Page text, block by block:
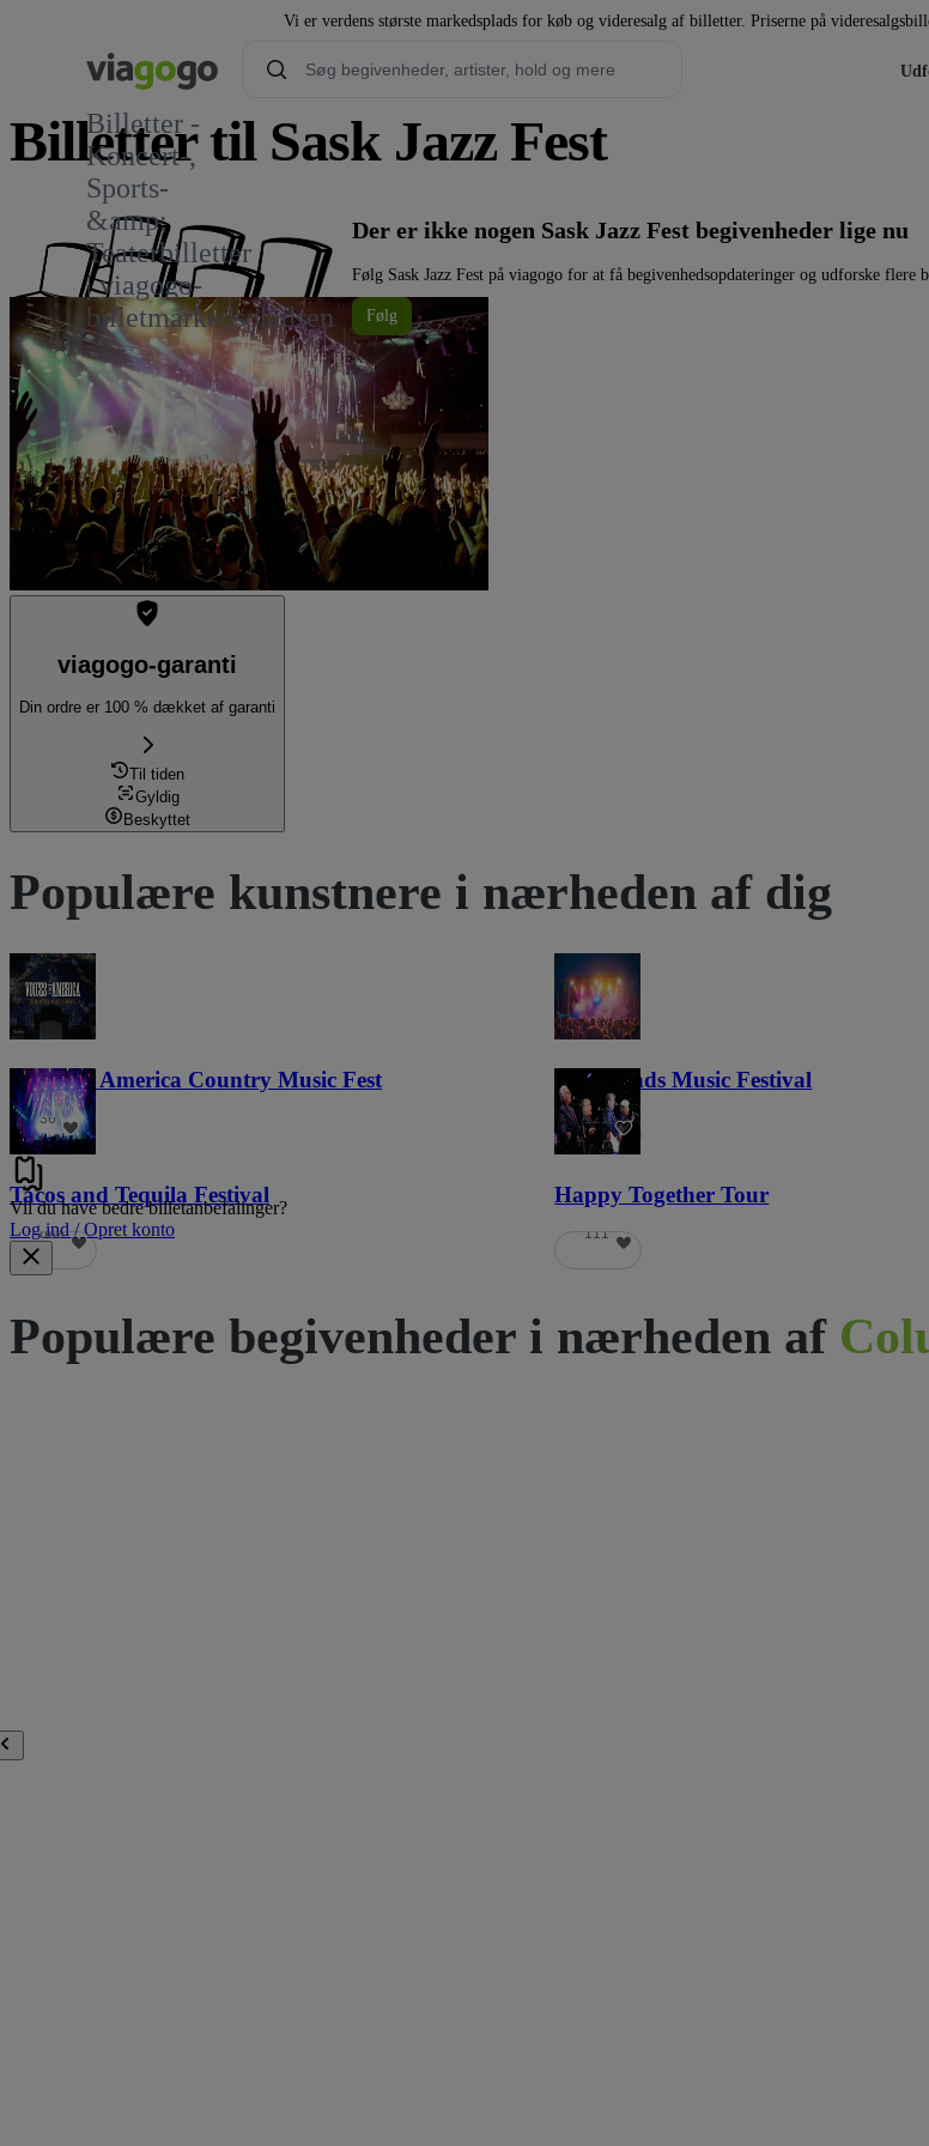
Vi er verdens største markedsplads for køb og videresalg af billetter. Priserne på
Billetter -
Koncert-,
Sports-
&amp;
Teaterbilletter
| viagogo-
billetmarkedspladsen
Billetter til Sask Jazz Fest
Der er ikke nogen Sask Jazz Fest begivenheder lige nu
Følg Sask Jazz Fest på viagogo for at få begivenhedsopdateringer og udforske flere
Følg
viagogo-garanti
Din ordre er 100 % dækket af garanti
Til tiden
Gyldig
Beskyttet
Populære kunstnere i nærheden af dig
Voices of America Country Music Fest
36
Lost Lands Music Festival
121
Tacos and Tequila Festival
689
Happy Together Tour
111
Vil du have bedre billetanbefalinger?
Log ind / Opret konto
Populære begivenheder i nærheden af